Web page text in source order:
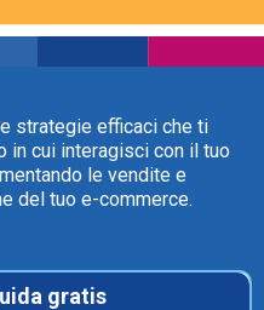
strategie efficaci che ti
in cui interagisci con il tuo
le vendite e
del tuo e-commerce.
gratis